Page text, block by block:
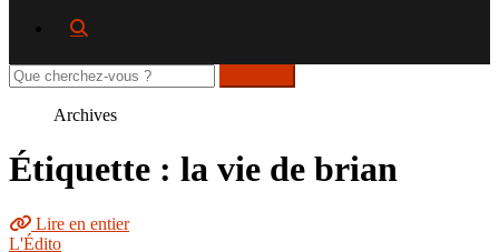
Rechercher
sur
Archives
Étiquette : la vie de brian
Lire en entier
L'Édito